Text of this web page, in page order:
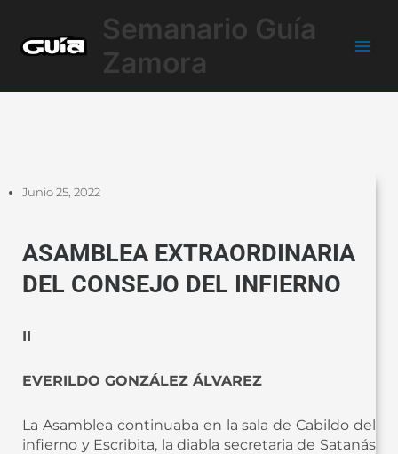
contenido
Semanario Guía
Zamora
Junio 25, 2022
ASAMBLEA EXTRAORDINARIA
DEL CONSEJO DEL INFIERNO
II
EVERILDO GONZÁLEZ ÁLVAREZ
La Asamblea continuaba en la sala de Cabildo del
infierno y Escribita, la diabla secretaria de Satanás